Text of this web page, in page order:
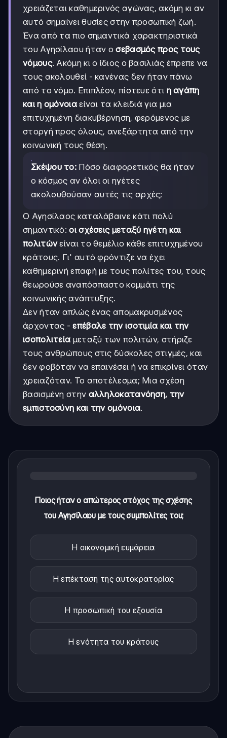
χρειάζεται καθημερινός αγώνας, ακόμη κι αν
αυτό σημαίνει θυσίες στην προσωπική ζωή.
Ένα από τα πιο σημαντικά χαρακτηριστικά
του Αγησίλαου ήταν οσεβασμός προς τους
νόμους. Ακόμη κι ο ίδιος ο βασιλιάς έπρεπε να
τους ακολουθεί - κανένας δεν ήταν πάνω
από το νόμο. Επιπλέον, πίστευε ότι η αγάπη
και η ομόνοιαείναι τα κλειδιά για μια
επιτυχημένη διακυβέρνηση, φερόμενος με
στοργή προς όλους, ανεξάρτητα από την
κοινωνική τους θέση.
Σκέψου το: Πόσο διαφορετικός θα ήταν
ο κόσμος αν όλοι οι ηγέτες
ακολουθούσαν αυτές τις αρχές;
Ο Αγησίλαος καταλάβαινε κάτι πολύ
σημαντικό:οι σχέσεις μεταξύ ηγέτη και
πολιτώνείναι το θεμέλιο κάθε επιτυχημένου
κράτους. Γι' αυτό φρόντιζε να έχει
καθημερινή επαφή με τους πολίτες του, τους
θεωρούσε αναπόσπαστο κομμάτι της
κοινωνικής ανάπτυξης.
Δεν ήταν απλώς ένας απομακρυσμένος
άρχοντας -επέβαλε την ισοτιμία και την
ισοπολιτεία μεταξύ των πολιτών, στήριζε
τους ανθρώπους στις δύσκολες στιγμές, και
δεν φοβόταν να επαινέσει ή να επικρίνει όταν
χρειαζόταν. Το αποτέλεσμα; Μια σχέση
βασισμένη στην αλληλοκατανόηση, την
εμπιστοσύνη και την ομόνοια.
Ποιος ήταν ο απώτερος στόχος της σχέσης
του Αγησίλαου με τους συμπολίτες του;
Η οικονομική ευμάρεια
Η επέκταση της αυτοκρατορίας
Η προσωπική του εξουσία
Η ενότητα του κράτους